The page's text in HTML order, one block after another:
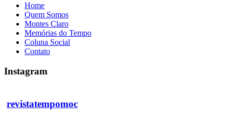
Home
Quem Somos
Montes Claro
Memórias do Tempo
Coluna Social
Contato
Instagram
revistatempomoc